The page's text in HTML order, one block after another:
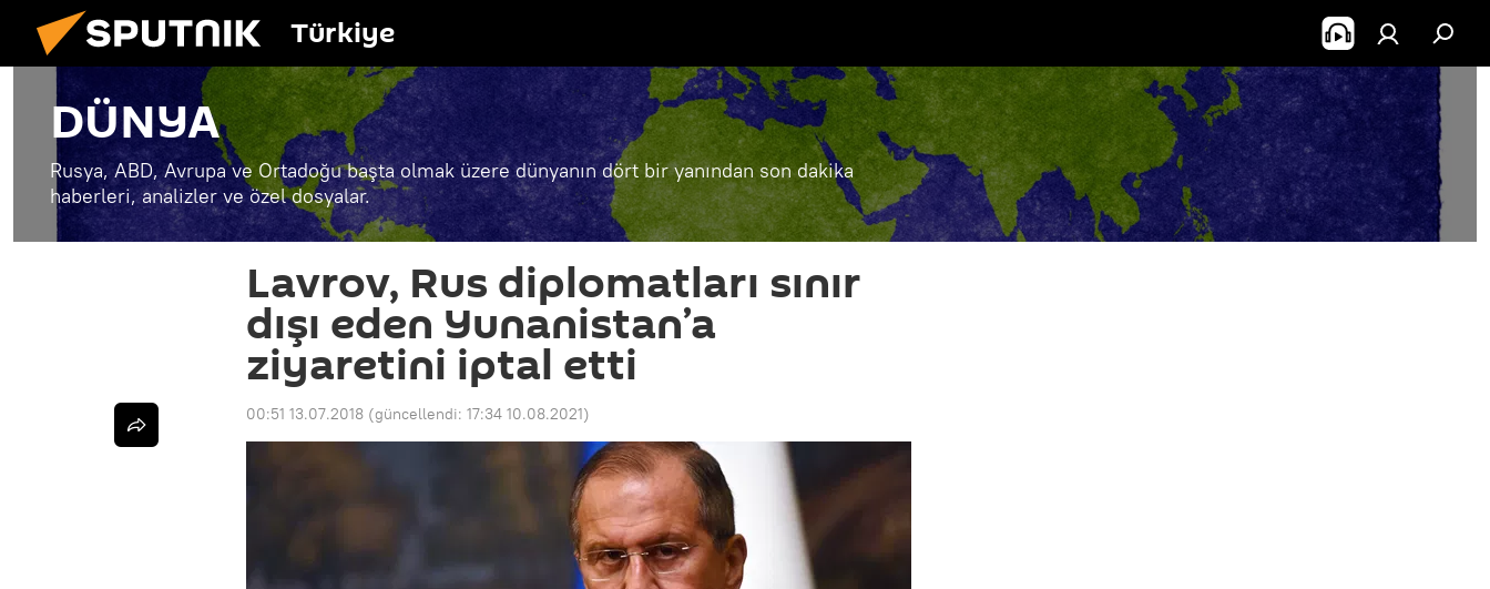
Türkiye
DÜNYA
Rusya, ABD, Avrupa ve Ortadoğu başta olmak üzere dünyanın dört bir yanından son dakika
haberleri, analizler ve özel dosyalar.
Lavrov, Rus diplomatları sınır
dışı eden Yunanistan’a
ziyaretini iptal etti
00:51 13.07.2018 (güncellendi: 17:34 10.08.2021)